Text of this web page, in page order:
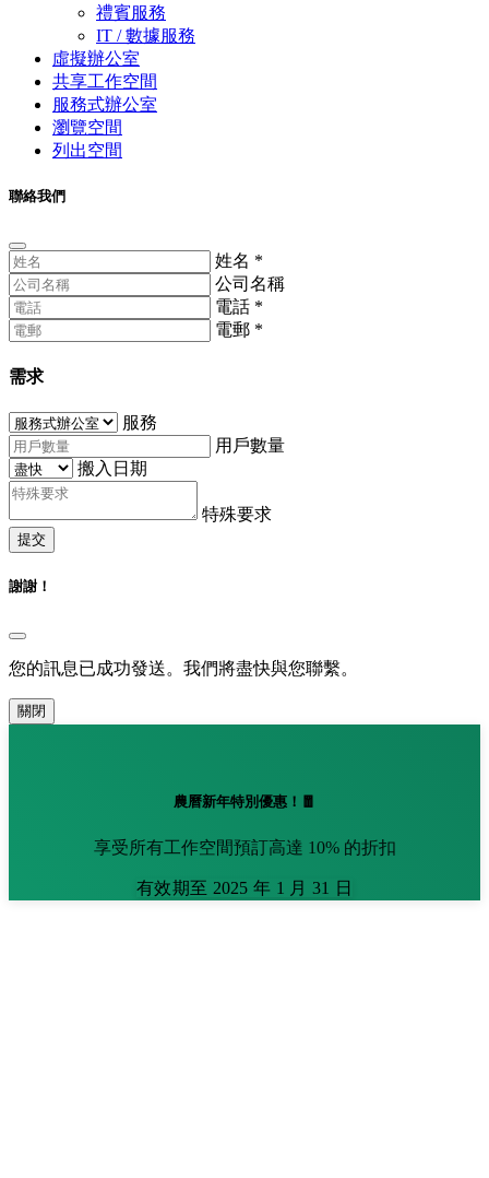
禮賓服務
IT / 數據服務
虛擬辦公室
共享工作空間
服務式辦公室
瀏覽空間
列出空間
聯絡我們
姓名 *
公司名稱
電話 *
電郵 *
需求
服務
用戶數量
搬入日期
特殊要求
提交
謝謝！
您的訊息已成功發送。我們將盡快與您聯繫。
關閉
農曆新年特別優惠！🧧
享受所有工作空間預訂高達 10% 的折扣
有效期至 2025 年 1 月 31 日